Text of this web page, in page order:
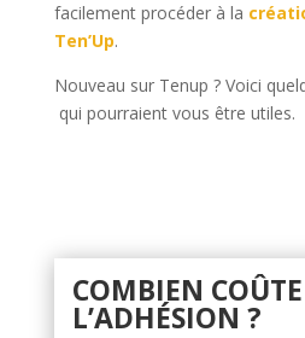
facilement procéder à la
Ten’Up.
Nouveau sur Tenup ? Voici
qui pourraient vous être utiles.
COMBIEN COÛTE
L’ADHÉSION ?